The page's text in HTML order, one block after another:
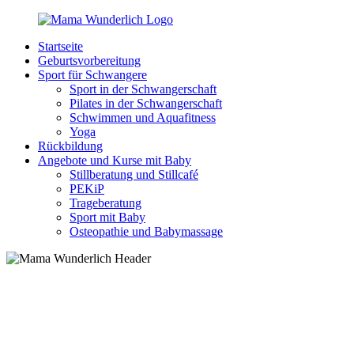
Zurück
Inhalt
MamaWunderlich.de
Mutti
sein
wunderbar!
Startseite
Geburtsvorbereitung
Sport für Schwangere
Sport in der Schwangerschaft
Pilates in der Schwangerschaft
Schwimmen und Aquafitness
Yoga
Rückbildung
Angebote und Kurse mit Baby
Stillberatung und Stillcafé
PEKiP
Trageberatung
Sport mit Baby
Osteopathie und Babymassage